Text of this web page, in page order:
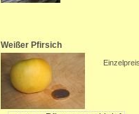
Weißer Pfirsich